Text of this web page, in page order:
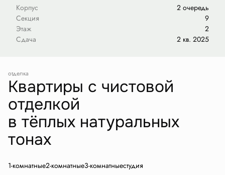
Корпус
2 очередь
Секция
9
Этаж
2
Сдача
2 кв. 2025
отделка
Квартиры с чистовой
отделкой
в тёплых натуральных
тонах
1-комнатные2-комнатные3-комнатныестудия